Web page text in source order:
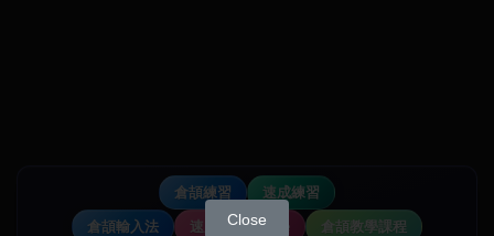
倉頡練習
速成練習
倉頡輸入法
速成輸入法教學
倉頡教學課程
Close